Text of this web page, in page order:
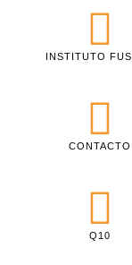
INSTITUTO
CONTACTO
Q10